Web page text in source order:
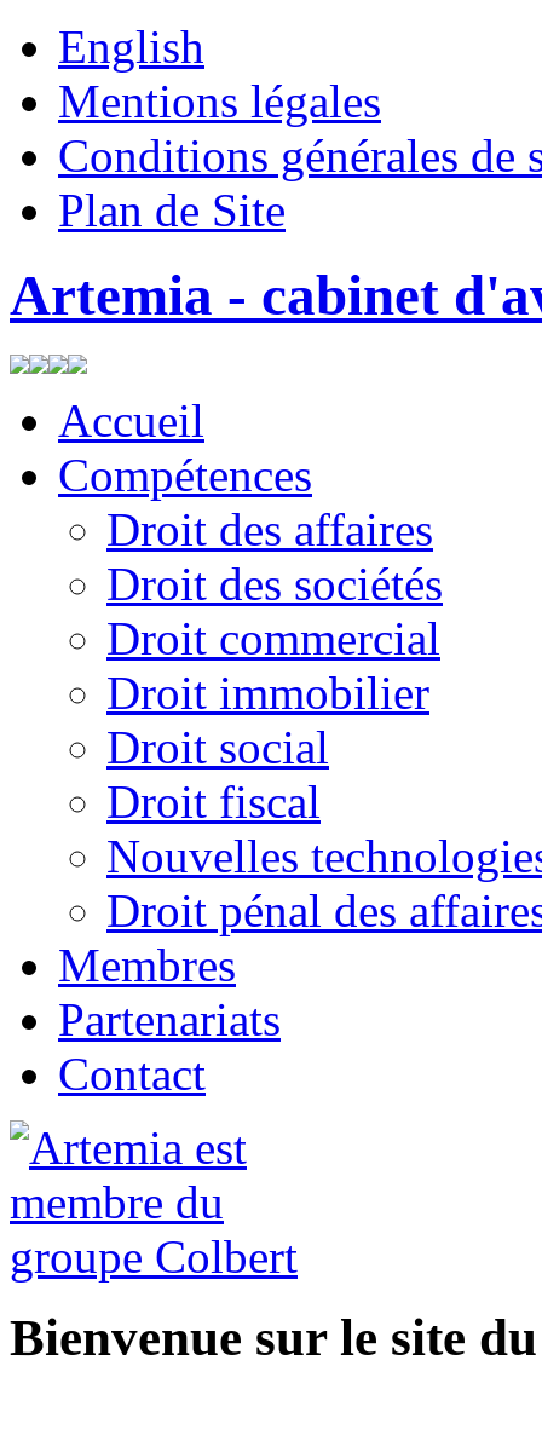
English
Mentions légales
Conditions générales de
Plan de Site
Artemia - cabinet
Accueil
Compétences
Droit des affaires
Droit des sociétés
Droit commercial
Droit immobilier
Droit social
Droit fiscal
Nouvelles
Droit pénal des
Membres
Partenariats
Contact
Bienvenue sur le site